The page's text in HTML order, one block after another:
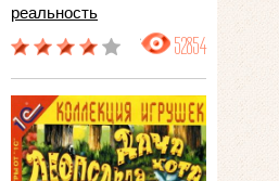
реальность
52854